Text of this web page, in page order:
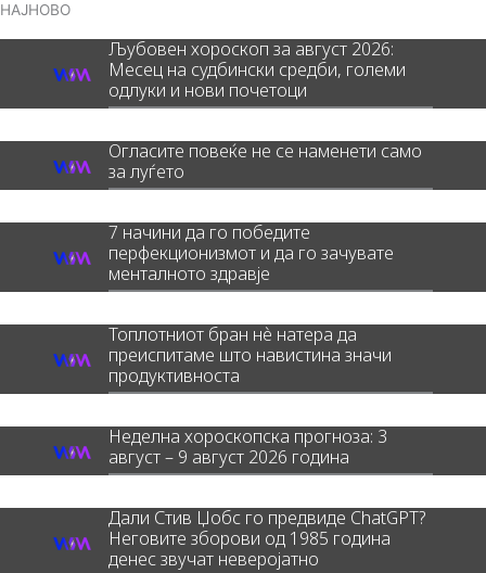
НАЈНОВО
Љубовен хороскоп за август 2026:
Месец на судбински средби, големи
одлуки и нови почетоци
Огласите повеќе не се наменети само
за луѓето
7 начини да го победите
перфекционизмот и да го зачувате
менталното здравје
Топлотниот бран нè натера да
преиспитаме што навистина значи
продуктивноста
Неделна хороскопска прогноза: 3
август – 9 август 2026 година
Дали Стив Џобс го предвиде ChatGPT?
Неговите зборови од 1985 година
денес звучат неверојатно